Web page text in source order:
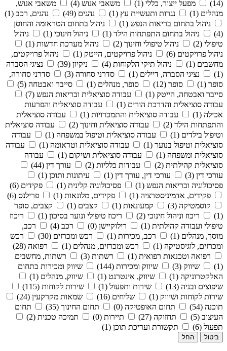
(14) מפעל ייצור, כללי (1) משאבי אנוש (4)
משאבי אנוש,
מנהלים (1)
נגרות ותעשיית עץ (1) נהגים (49)
נהגים, רכב (1)
ניהול בתחום בריאות הנפש (1)
ניהול בתחום הטראומה והחוסן
(4)
ניהול בתחום התפתחות הילד (1) ניהול חינוכי (1)
ניהול
טיפולי (2)
ניהול טיפולי וחינוך (2)
ניהול מערכת חדשות (1)
ניהול פרויקטים (6)
ניהול פרויקטים, הייטק (1)
ניהול פרויקטים,
מחשבים (1)
ניהול תיקי הלקוחות (4) ניקיון (39)
נציגי הסברה
(1)
נציגי הסברה, דיילים (1) סדרני סחורה (3)
סדרני סחורה,
סופר (1)
סופר (12) סופר, מנהלים (1)
סייבר ואבטחה (5)
סייבר ואבטחה, הייטק (1)
עבודה סוציאלית ובריאות הנפש (7)
עבודה סוציאלית והדרכת הורים (1)
עבודה סוציאלית והפרעות
אכילה (1)
עבודה סוציאלית והתמכרויות (1)
עבודה סוציאלית
והתפתחות הילד (2)
עבודה סוציאלית וחינוך (2)
עבודה סוציאלית
וטיפול בילדים (1)
עבודה סוציאלית וטיפול במשפחה (1)
עבודה
סוציאלית וטיפול בנוער (1)
עבודה סוציאלית וטראומה (1)
עבודה
סוציאלית ומשפחה (1)
עבודה סוציאלית ושיקום (1)
עבודה
סוציאלית קהילתית (2)
עבודות כלליות (2)
עורך דין (44)
עורכי דין (3)
עורכי דין, עורך דין (1)
עיתונות ותוכן (1)
פסיכולוגיה ובריאות הנפש (1)
פסיכולוגיה קלינית (1)
פקידים (6)
פקידים, אדמיניסטרציה (1)
פקידים, מלונאות (1)
פרילנס (6)
קוסמטיקה (3)
קמעונאות (1) קצבים (1)
קצבים, סופר
(1)
ריכוז וניהול חינוכי (2) ריכוז טיפולי ונוער בסיכון (1)
ריכוז
טיפולי ועבודה קהילתית (1)
רילוקיישן (0) רכב (4)
רכב,
מוסך, מנהלים (1)
רכב, מכירות (1) רכש ומכרזים (30)
רכש
ומכרזים, לוגיסטיקה (1)
רכש ומכרזים, מנהלים (1)
רפואה (28)
רפואה וטכנאות רפואית (1)
רשתות (3)
רשתות, מחשבים
(1)
שיווק (3) שיווק ומכירות (144)
שיווק ומכירות בתחום
האלקטרוניקה (1)
שיווק, אינטרנט (1)
שיווק, מנהלים (1)
שיפוצים ובניה (13)
שירות ותפעול (1)
שירות לקוחות (115)
שירות לקוחות ושיווק (1)
שליחים (16)
שמאות מקרקעין (24)
תוכנה (54)
תחום האופטיקה (0) תחום החינוך (35)
תחום
העיצוב (5)
תחזוקה (27) תיירות (0)
תמיכה טכנית (2)
תפעול (6)
תקשורת ועריכת תוכן (1)
ביטול החל